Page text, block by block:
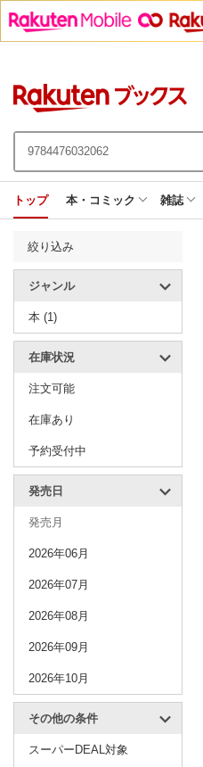
トップ 本・コミック 雑誌
絞り込み
ジャンル
本 (1)
在庫状況
注文可能
在庫あり
予約受付中
発売日
発売月
2026年06月
2026年07月
2026年08月
2026年09月
2026年10月
その他の条件
スーパーDEAL対象